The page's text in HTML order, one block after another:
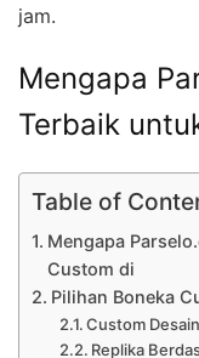
jam.
Mengapa
Terbaik
Table of
Mengapa
Custom di
Pilihan Boneka
Custom
Replika